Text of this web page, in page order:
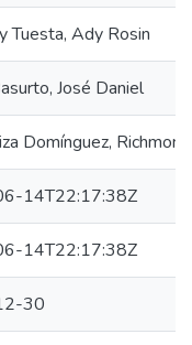
Tuesta, Ady Rosin
José Daniel
Domínguez, Richmont
14T22:17:38Z
14T22:17:38Z
30